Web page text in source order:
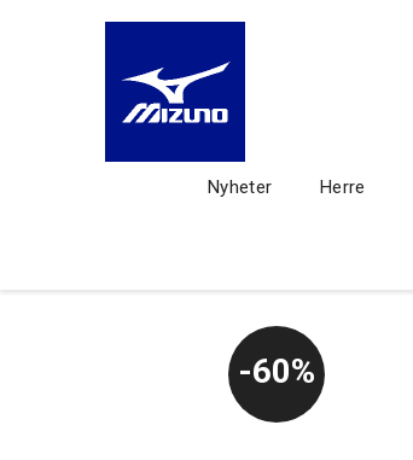
Nyheter Herre
60%